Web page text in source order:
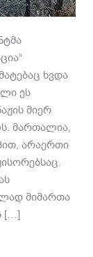
ხვდა
ეს
მიერ
მართალია,
არაერთი
მიმართა
[…]